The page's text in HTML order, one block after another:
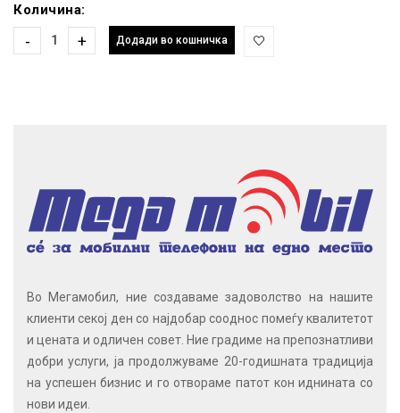
Количина:
- + Додади во кошничка
Во Мегамобил, ние создаваме задоволство на нашите
клиенти секој ден со најдобар сооднос помеѓу квалитетот
и цената и одличен совет. Ние градиме на препознатливи
добри услуги, ја продолжуваме 20-годишната традиција
на успешен бизнис и го отвораме патот кон иднината со
нови идеи.